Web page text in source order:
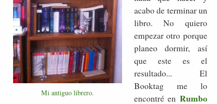
Mi antiguo librero.
acabo de terminar un
libro. No quiero
empezar otro porque
planeo dormir, así
que este es el
resultado... El
Booktag me lo
encontré en Rumbo